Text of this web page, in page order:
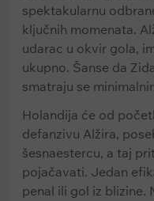
spektakularnu
ključnih momenata.
udarac u okvir gola,
ukupno. Šanse da
smatraju se
Holandija će od
defanzivu Alžira,
šesnaestercu, a taj
pojačavati. Jedan
penal ili gol iz blizine.